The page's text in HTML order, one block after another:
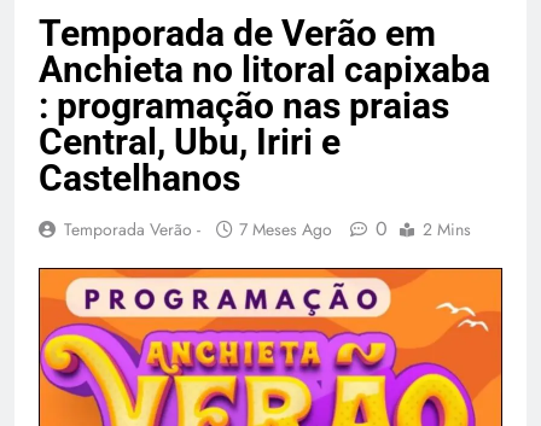
Temporada Verão 2027
Temporada de Verão em
Anchieta no litoral capixaba
: programação nas praias
Central, Ubu, Iriri e
Castelhanos
Temporada Verão - 7 Meses Ago 0 2 Mins